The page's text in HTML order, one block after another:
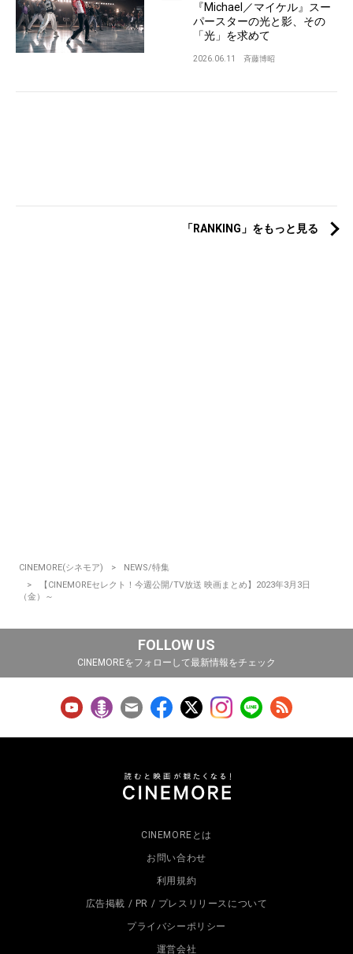
『Michael／マイケル』スー
パースターの光と影、その
「光」を求めて
2026.06.11 斉藤博昭
「RANKING」をもっと見る
CINEMORE(シネモア)
NEWS/特集
【CINEMOREセレクト！今週公開/TV放送 映画まとめ】2023年3月3日
（金）～
FOLLOW US
CINEMOREをフォローして最新情報をチェック
CINEMOREとは
お問い合わせ
利用規約
広告掲載 / PR / プレスリリースについて
プライバシーポリシー
運営会社